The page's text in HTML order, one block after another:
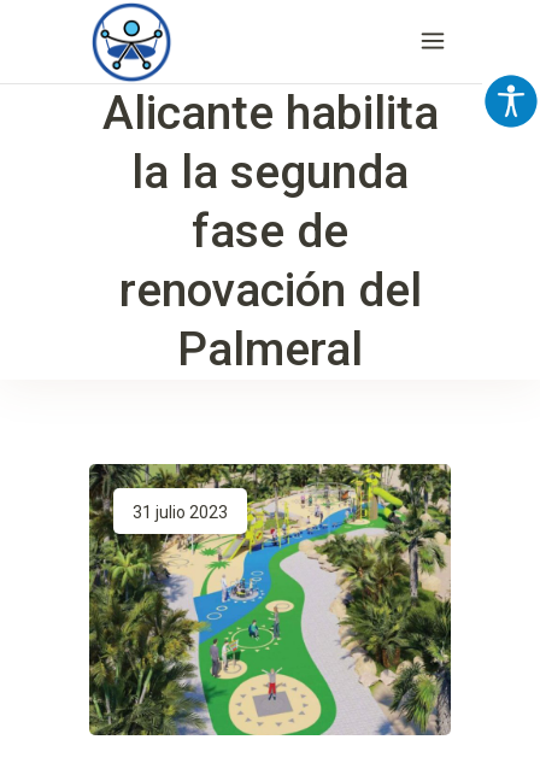
Alicante habilita
la la segunda
fase de
renovación del
Palmeral
31 julio 2023